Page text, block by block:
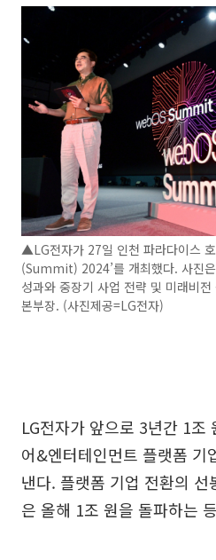
▲LG전자가 27일 인천 파라다이스
(Summit) 2024’를 개최했다. 사진
성과와 중장기 사업 전략 및 미래비
본부장. (사진제공=LG전자)
LG전자가 앞으로 3년간 1조
어&엔터테인먼트 플랫폼 기
낸다. 플랫폼 기업 전환의
은 올해 1조 원을 돌파하는